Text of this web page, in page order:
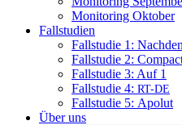
Moni­to­ring Oktober
Fall­stu­dien
Fall­stu­die 1:
Fall­stu­die 2:
Fall­stu­die 3: Auf 1
Fall­stu­die 4: RT-DE
Fall­stu­die 5: Apolut
Über uns